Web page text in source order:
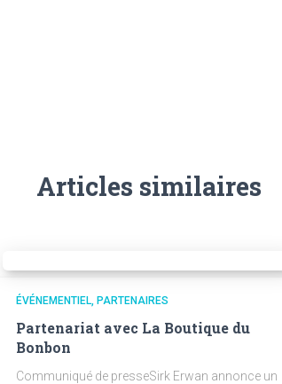
Articles similaires
ÉVÉNEMENTIEL PARTENAIRES
Partenariat avec La Boutique du
Bonbon
Communiqué de presseSirk Erwan annonce un